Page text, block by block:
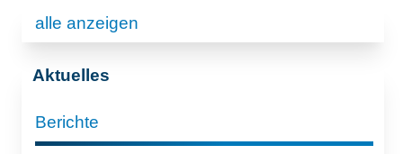
alle anzeigen
Aktuelles
Berichte